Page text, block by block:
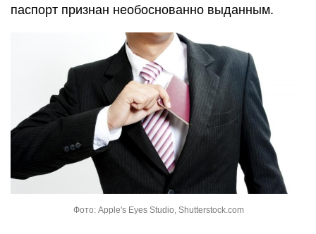
паспорт признан необоснованно выданным.
Фото: Apple's Eyes Studio, Shutterstock.com